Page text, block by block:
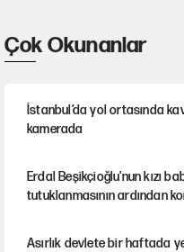
Çok Okunanlar
İstanbul’da yol ortasında
kamerada
Erdal Beşikçioğlu'nun kızı
tutuklanmasının ardından
Asırlık devlete bir haftada